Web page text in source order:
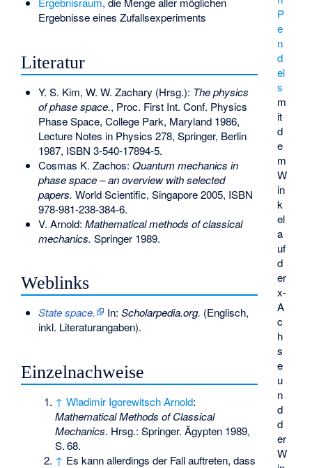
P
e
n
d
el
s
m
it
d
e
m
W
in
k
el
a
uf
d
er
x-
A
c
h
s
e
u
n
d
d
er
W
Ergebnisse eines Zufallsexperiments
Literatur
Y. S. Kim, W. W. Zachary (Hrsg.): The physics
of phase space., Proc. First Int. Conf. Physics
Phase Space, College Park, Maryland 1986,
Lecture Notes in Physics 278, Springer, Berlin
1987, ISBN 3-540-17894-5.
Cosmas K. Zachos: Quantum mechanics in
phase space – an overview with selected
papers. World Scientific, Singapore 2005, ISBN
978-981-238-384-6.
V. Arnold: Mathematical methods of classical
mechanics. Springer 1989.
Weblinks
State space. In: Scholarpedia.org. (Englisch,
inkl. Literaturangaben).
Einzelnachweise
↑ Wladimir Igorewitsch Arnold:
Mathematical Methods of Classical
Mechanics. Hrsg.: Springer. Ägypten 1989,
S.68.
↑ Es kann allerdings der Fall auftreten, dass